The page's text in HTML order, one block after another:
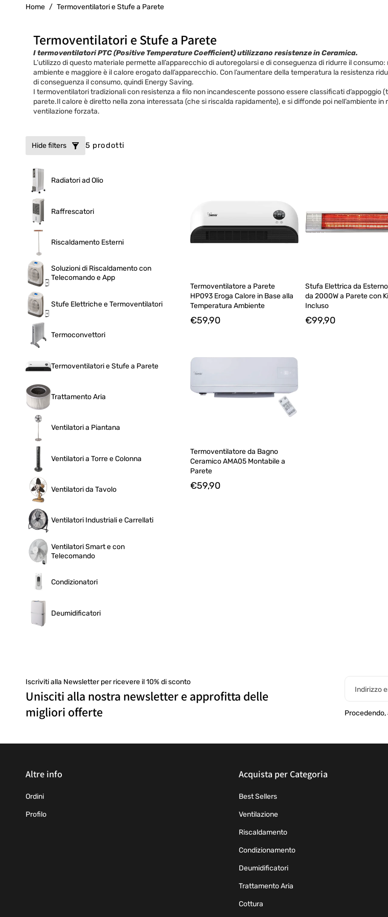
a
f
i
c
a
Home / Termoventilatori e Stufe a Parete
C
o
l
l
e
i
o
n
e
:
Termoventilatori e Stufe a Parete
I termoventilatori PTC (Positive Temperature Coefficient) utilizzano resistenze in Ceramica.
L’utilizzo di questo materiale permette all’apparecchio di autoregolarsi e di conseguenza di ridurre il
ambiente e maggiore è il calore erogato dall’apparecchio. Con l’aumentare della temperatura la resistenza
di conseguenza il consumo, quindi Energy Saving.
I termoventilatori tradizionali con resistenza a filo non incandescente possono essere classificati d’appoggio
parete.Il calore è diretto nella zona interessata (che si riscalda rapidamente), e si diffonde poi nell’ambiente
ventilazione forzata.
Hide filters 5 prodotti
Radiatori ad Olio
Raffrescatori
Riscaldamento Esterni
Soluzioni di Riscaldamento con
Telecomando e App
Stufe Elettriche e Termoventilatori
Termoconvettori
Termoventilatori e Stufe a Parete
Trattamento Aria
Ventilatori a Piantana
Ventilatori a Torre e Colonna
Ventilatori da Tavolo
Ventilatori Industriali e Carrellati
Ventilatori Smart e con
Telecomando
Condizionatori
Deumidificatori
Termoventilatore a Parete
HP093 Eroga Calore in Base alla
Temperatura Ambiente
€59,90
Stufa Elettrica da
da 2000W a Parete con
Incluso
€99,90
Termoventilatore da Bagno
Ceramico AMA05 Montabile a
Parete
€59,90
Iscriviti alla Newsletter per ricevere il 10% di sconto
Unisciti alla nostra newsletter e approfitta delle
migliori offerte
Indirizzo
Altre info
Ordini
Profilo
Acquista per Categoria
Best Sellers
Ventilazione
Riscaldamento
Condizionamento
Deumidificatori
Trattamento Aria
Cottura